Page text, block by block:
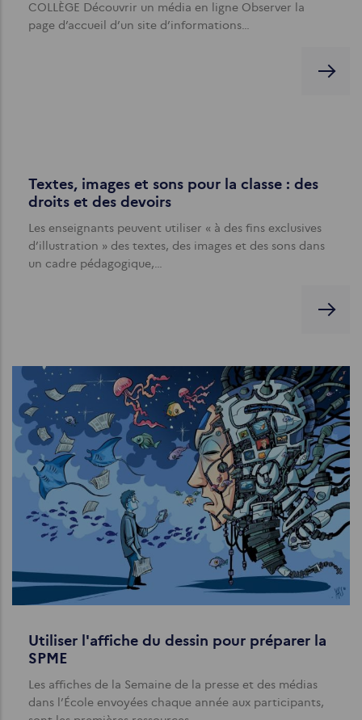
COLLÈGE Découvrir un média en ligne Observer la
page d’accueil d’un site d’informations…
Textes, images et sons pour la classe : des
droits et des devoirs
Les enseignants peuvent utiliser « à des fins exclusives
d’illustration » des textes, des images et des sons dans
un cadre pédagogique,…
Utiliser l'affiche du dessin pour préparer la
SPME
Les affiches de la Semaine de la presse et des médias
dans l’École envoyées chaque année aux participants,